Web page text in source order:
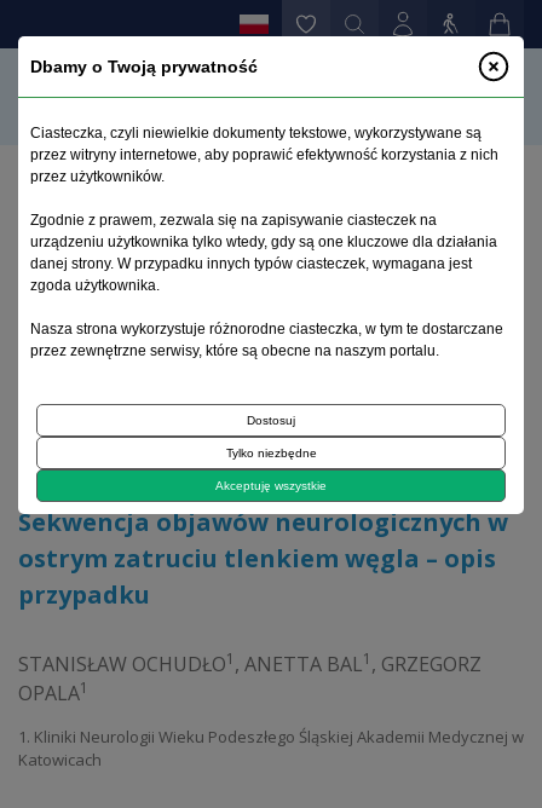
Sekwencja objawów neurologicznych w ostrym
zatruciu tlenkiem węgla – opis przypadku
Archiwum 1992–2014
2000, tom 9, zeszyt 2
Artykuł kazuistyczny
Sekwencja objawów neurologicznych w
ostrym zatruciu tlenkiem węgla – opis
przypadku
STANISŁAW OCHUDŁO1 , ANETTA BAL1 , GRZEGORZ
OPALA1
1. Kliniki Neurologii Wieku Podeszłego Śląskiej Akademii Medycznej w
Katowicach
Dbamy o Twoją prywatność
Ciasteczka, czyli niewielkie dokumenty tekstowe, wykorzystywane są
przez witryny internetowe, aby poprawić efektywność korzystania z nich
przez użytkowników.
Zgodnie z prawem, zezwala się na zapisywanie ciasteczek na
urządzeniu użytkownika tylko wtedy, gdy są one kluczowe dla działania
danej strony. W przypadku innych typów ciasteczek, wymagana jest
zgoda użytkownika.
Nasza strona wykorzystuje różnorodne ciasteczka, w tym te dostarczane
przez zewnętrzne serwisy, które są obecne na naszym portalu.
Dostosuj
Tylko niezbędne
Akceptuję wszystkie